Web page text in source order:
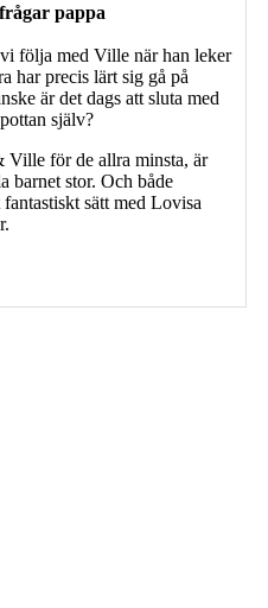
pappa
följa med Ville när han leker
har precis lärt sig gå på
är det dags att sluta med
själv?
Ville för de allra minsta, är
barnet stor. Och både
sätt med Lovisa